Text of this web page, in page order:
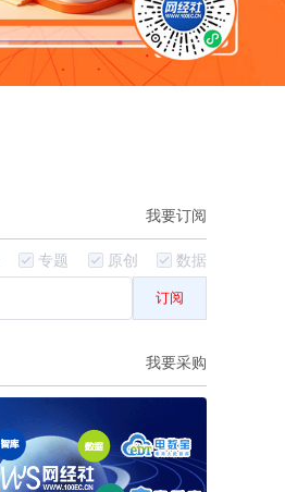
我要订阅
专题 原创 数据
订阅
我要采购